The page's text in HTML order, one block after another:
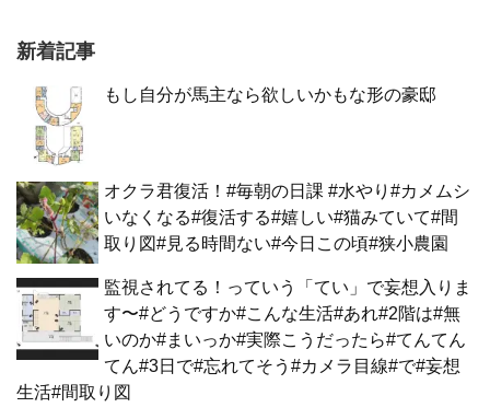
新着記事
もし自分が馬主なら欲しいかもな形の豪邸
オクラ君復活！#毎朝の日課 #水やり#カメムシ
いなくなる#復活する#嬉しい#猫みていて#間
取り図#見る時間ない#今日この頃#狭小農園
監視されてる！っていう「てい」で妄想入りま
す〜#どうですか#こんな生活#あれ#2階は#無
いのか#まいっか#実際こうだったら#てんてん
てん#3日で#忘れてそう#カメラ目線#で#妄想
生活#間取り図